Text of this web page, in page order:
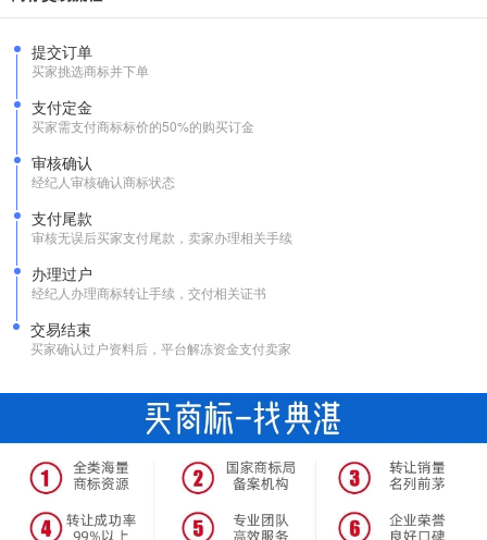
提交订单
买家挑选商标并下单
支付定金
买家需支付商标标价的50%的购买订金
审核确认
经纪人审核确认商标状态
支付尾款
审核无误后买家支付尾款，卖家办理相关手续
办理过户
经纪人办理商标转让手续，交付相关证书
交易结束
买家确认过户资料后，平台解冻资金支付卖家